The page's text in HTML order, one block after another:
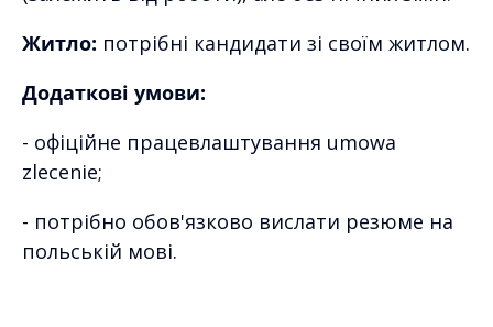
Житло: потрібні кандидати зі своїм житлом.
Додаткові умови:
- офіційне працевлаштування umowa
zlecenie;
- потрібно обов'язково вислати резюме на
польській мові.